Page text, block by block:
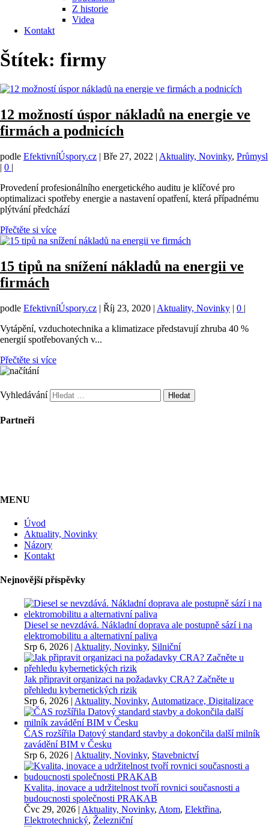
Z historie
Videa
Kontakt
Štítek: firmy
12 možností úspor nákladů na energie ve
firmách a podnicích
podle EfektivníÚspory.cz | Bře 27, 2022 | Aktuality, Novinky, Průmysl
| 0 |
Provedení profesionálního energetického auditu je klíčové pro
optimalizaci spotřeby energie a nastavení opatření, která případnému
plýtvání předchází
Přečtěte si více
15 tipů na snížení nákladů na energii ve
firmách
podle EfektivníÚspory.cz | Říj 23, 2020 | Aktuality, Novinky | 0 |
Vytápění, vzduchotechnika a klimatizace představují zhruba 40 %
energií spotřebovaných v...
Přečtěte si více
Vyhledávání
Partneři
MENU
Úvod
Aktuality, Novinky
Názory
Kontakt
Nejnovější příspěvky
Diesel se nevzdává. Nákladní doprava ale postupně sází i na
elektromobilitu a alternativní paliva
Srp 6, 2026 | Aktuality, Novinky, Silniční
Jak připravit organizaci na požadavky CRA? Začněte u
přehledu kybernetických rizik
Srp 6, 2026 | Aktuality, Novinky, Automatizace, Digitalizace
ČAS rozšířila Datový standard stavby a dokončila další milník
zavádění BIM v Česku
Srp 6, 2026 | Aktuality, Novinky, Stavebnictví
Kvalita, inovace a udržitelnost tvoří rovnici současnosti a
budoucnosti společnosti PRAKAB
Čvc 29, 2026 | Aktuality, Novinky, Atom, Elektřina,
Elektrotechnický, Železniční